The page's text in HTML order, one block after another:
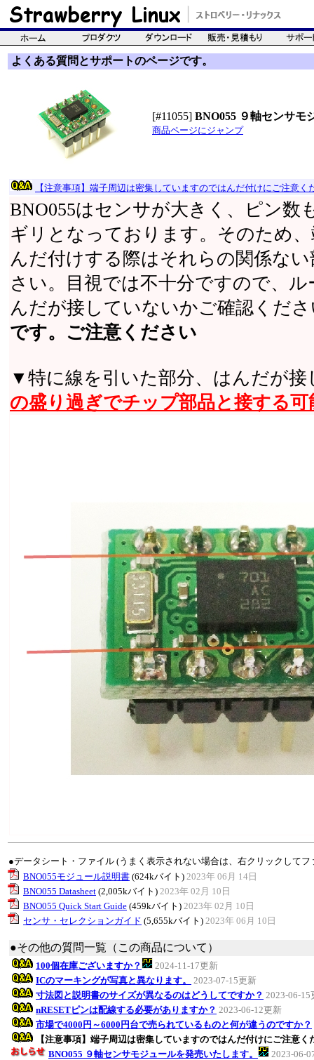
よくある質問とサポートのページです。
[#11055] BNO055 ９軸センサモ
商品ページにジャンプ
【注意事項】端子周辺は密集していますのではんだ付けにご注意く
BNO055はセンサが大きく、ピン
ギリとなっております。そのため
んだ付けする際はそれらの関係な
さい。目視では不十分ですので、
んだが接していないかご確認くだ
です。ご注意ください
▼特に線を引いた部分、はんだが
の盛り過ぎでチップ部品と接する
●データシート・ファイル (うまく表示されない場合は、右クリックして
BNO055モジュール説明書 (624kバイト) 2023年 06月 14日
BNO055 Datasheet (2,005kバイト) 2023年 02月 10日
BNO055 Quick Start Guide (459kバイト) 2023年 02月 10日
センサ・セレクションガイド (5,655kバイト) 2023年 06月 10日
●その他の質問一覧（この商品について）
100個在庫ございますか？
2024-11-17更新
ICのマーキングが写真と異なります。
2023-07-15更新
寸法図と説明書のサイズが異なるのはどうしてですか？ 2023-06-15
nRESETピンは配線する必要がありますか？ 2023-06-12更新
市場で4000円～6000円台で売られているものと何が違うのですか？
【注意事項】端子周辺は密集していますのではんだ付けにご注意く
BNO055 ９軸センサモジュールを発売いたします。
2023-06-